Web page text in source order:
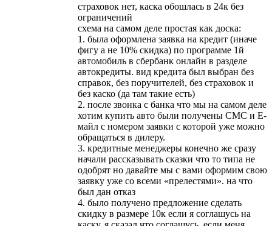
страховок нет, каска обошлась в 24к без
ограничений
схема на самом деле простая как доска:
1. была оформлена заявка на кредит (иначе
фигу а не 10% скидка) по программе 1й
автомобиль в сбербанк онлайн в разделе
автокредиты. вид кредита был выбран без
справок, без поручителей, без страховок и
без каско (да там такие есть)
2. после звонка с банка что мы на самом деле
хотим купить авто были получены СМС и Е-
майл с номером заявки с которой уже можно
обращаться в дилеру.
3. кредитные менеджеры конечно же сразу
начали рассказывать сказки что то типа не
одобрят но давайте мы с вами оформим свою
заявку уже со всеми «прелестями». на что
был дан отказ
4. было получено предложение сделать
скидку в размере 10к если я соглашусь на